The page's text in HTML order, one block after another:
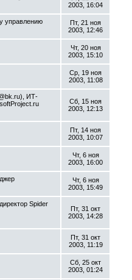
2003, 16:04
управлению
Пт, 21 ноя
2003, 12:46
Чт, 20 ноя
2003, 15:10
Ср, 19 ноя
2003, 11:08
ИТ-
Сб, 15 ноя
2003, 12:13
Пт, 14 ноя
2003, 10:07
Чт, 6 ноя
2003, 16:00
Чт, 6 ноя
2003, 15:49
Spider
Пт, 31 окт
2003, 14:28
Пт, 31 окт
2003, 11:19
Сб, 25 окт
2003, 01:24